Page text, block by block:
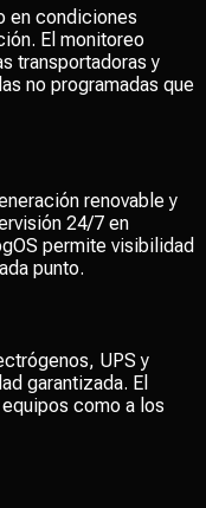
en condiciones
El monitoreo
transportadoras y
no programadas que
renovable y
24/7 en
permite visibilidad
punto.
UPS y
garantizada. El
como a los